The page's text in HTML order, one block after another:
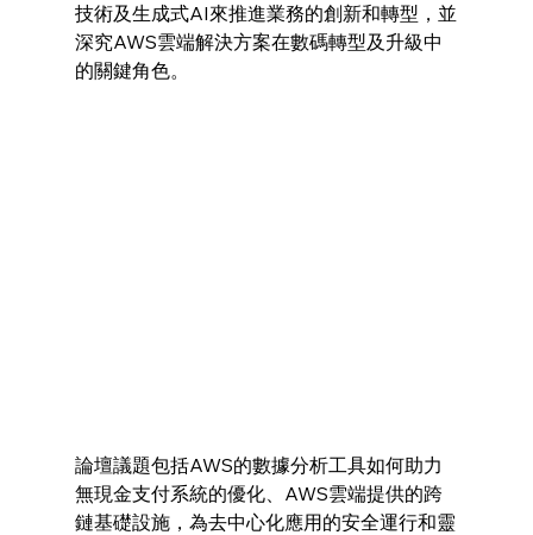
技術及生成式AI來推進業務的創新和轉型，並
深究AWS雲端解決方案在數碼轉型及升級中
的關鍵角色。
論壇議題包括AWS的數據分析工具如何助力
無現金支付系統的優化、AWS雲端提供的跨
鏈基礎設施，為去中心化應用的安全運行和靈